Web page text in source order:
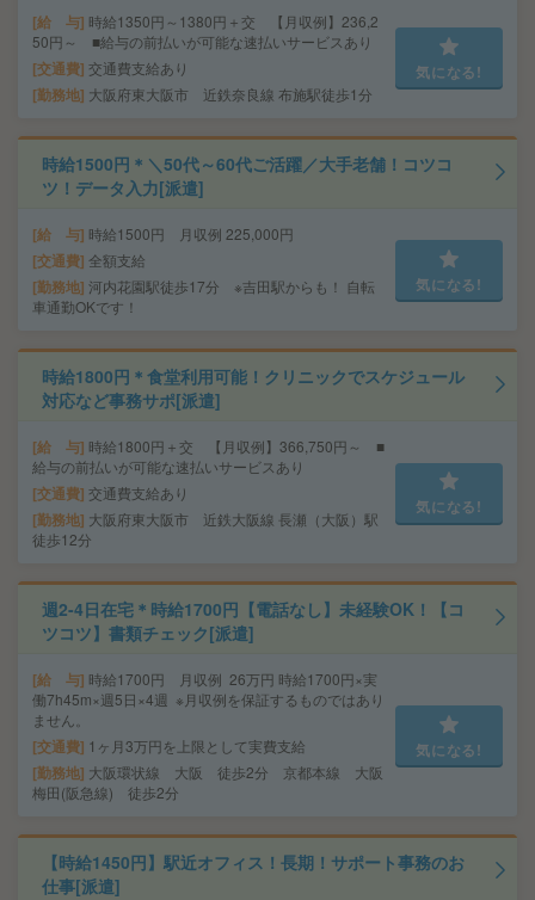
給 与 時給1350円～1380円＋交 【月収例】236,2
50円～ ■給与の前払いが可能な速払いサービスあり
交通費 交通費支給あり
勤務地 大阪府東大阪市 近鉄奈良線 布施駅徒歩1分
気になる!
時給1500円＊＼50代～60代ご活躍／大手老舗！コツコ
ツ！データ入力[派遣]
給 与 時給1500円 月収例 225,000円
交通費 全額支給
勤務地 河内花園駅徒歩17分 ※吉田駅からも！ 自転
車通勤OKです！
気になる!
時給1800円＊食堂利用可能！クリニックでスケジュール
対応など事務サポ[派遣]
給 与 時給1800円＋交 【月収例】366,750円～ ■
給与の前払いが可能な速払いサービスあり
交通費 交通費支給あり
勤務地 大阪府東大阪市 近鉄大阪線 長瀬（大阪）駅
徒歩12分
気になる!
週2-4日在宅＊時給1700円【電話なし】未経験OK！【コ
ツコツ】書類チェック[派遣]
給 与 時給1700円 月収例 26万円 時給1700円×実
働7h45m×週5日×4週 ※月収例を保証するものではあり
ません。
交通費 1ヶ月3万円を上限として実費支給
勤務地 大阪環状線 大阪 徒歩2分 京都本線 大阪
梅田(阪急線) 徒歩2分
気になる!
【時給1450円】駅近オフィス！長期！サポート事務のお
仕事[派遣]